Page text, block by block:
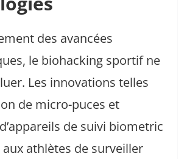
des avancées
le biohacking sportif ne
Les innovations telles
de micro-puces et
de suivi biometric
athlètes de surveiller